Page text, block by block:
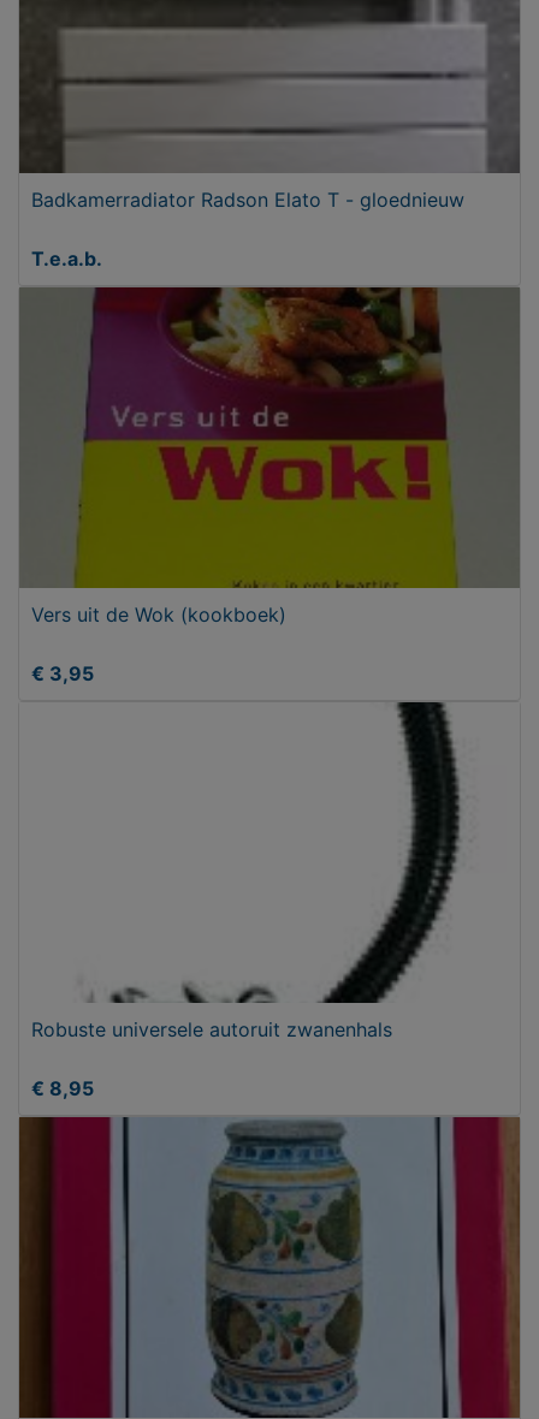
Badkamerradiator Radson Elato T - gloednieuw
T.e.a.b.
Vers uit de Wok (kookboek)
€ 3,95
Robuste universele autoruit zwanenhals
€ 8,95